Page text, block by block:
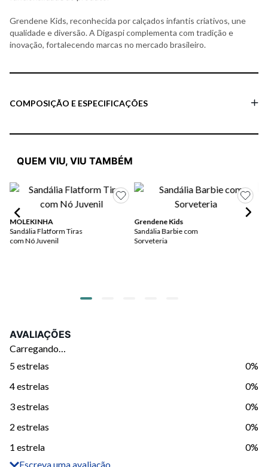
Grendene Kids, reconhecida por calçados infantis criativos, une
qualidade e diversão. A Digaspi complementa com tradição e
inovação, fortalecendo marcas no mercado brasileiro.
COMPOSIÇÃO E ESPECIFICAÇÕES
QUEM VIU, VIU TAMBÉM
MOLEKINHA
Sandália Flatform Tiras
com Nó Juvenil
Grendene Kids
Sandália Barbie com
Sorveteria
AVALIAÇÕES
Carregando…
5 estrelas
0%
4 estrelas
0%
3 estrelas
0%
2 estrelas
0%
1 estrela
0%
Escreva uma avaliação